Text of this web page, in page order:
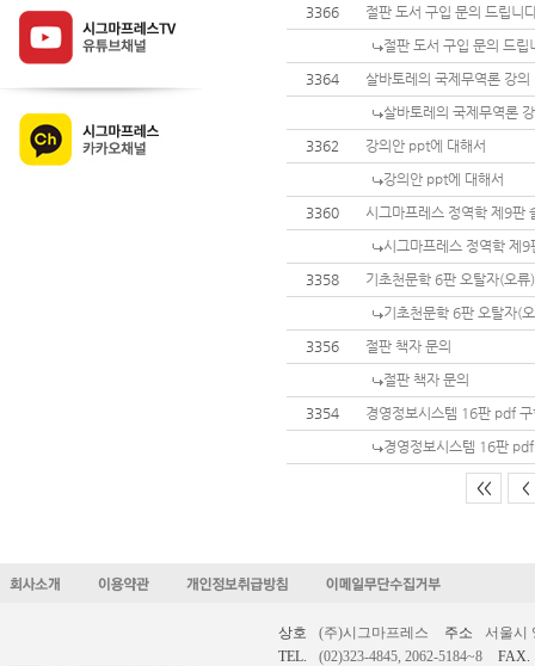
3366
절판 도서 구입 문의 드립니
절판 도서 구입 문의 드립
3364
살바토레의 국제무역론 강의
살바토레의 국제무역론
3362
강의안 ppt에 대해서
강의안 ppt에 대해서
3360
시그마프레스 정역학 제9판
시그마프레스 정역학 제9
3358
기초천문학 6판 오탈자(오류)
기초천문학 6판 오탈자(
3356
절판 책자 문의
절판 책자 문의
3354
경영정보시스템 16판 pdf 구
경영정보시스템 16판
<< <
상호 (주)시그마프레스 주소
서울시
TEL.
(02)323-4845, 2062-5184~8
FAX.